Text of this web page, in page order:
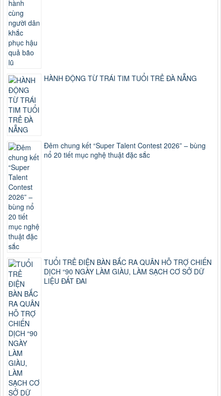
HÀNH ĐỘNG TỪ TRÁI TIM TUỔI TRẺ ĐÀ NẴNG
Đêm chung kết “Super Talent Contest 2026” – bùng
nổ 20 tiết mục nghệ thuật đặc sắc
TUỔI TRẺ ĐIỆN BÀN BẮC RA QUÂN HỖ TRỢ CHIẾN
DỊCH “90 NGÀY LÀM GIÀU, LÀM SẠCH CƠ SỞ DỮ
LIỆU ĐẤT ĐAI